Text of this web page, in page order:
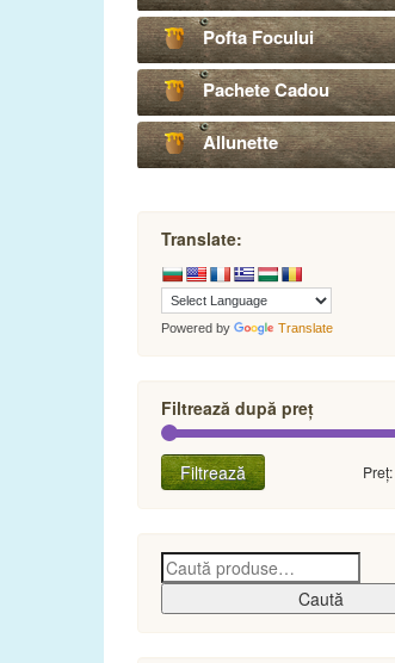
Pofta Focului
Pachete Cadou
Allunette
Translate:
Powered by Translate
Filtrează după preț
Filtrează Preț:
Caută